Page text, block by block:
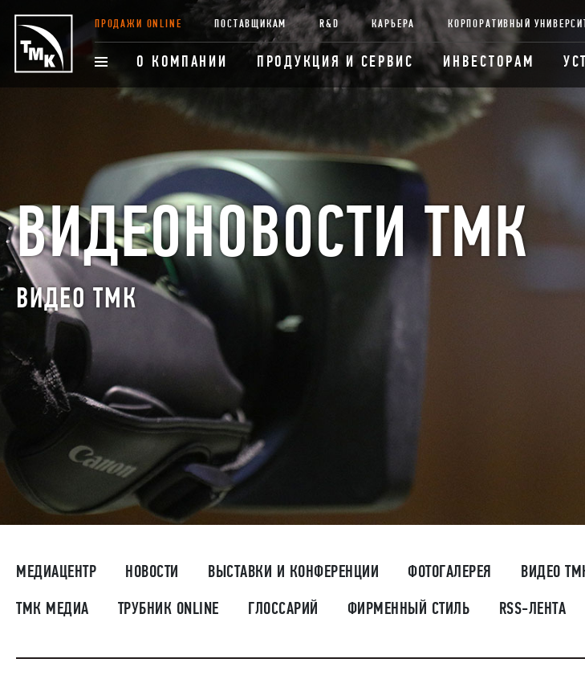
ПРОДАЖИ ONLINE ПОСТАВЩИКАМ R&D КАРЬЕРА КОРПОРАТИВНЫЙ
О КОМПАНИИ ПРОДУКЦИЯ И СЕРВИС ИНВЕСТОРАМ
ВИДЕОНОВОСТИ ТМК
ВИДЕО ТМК
МЕДИАЦЕНТР НОВОСТИ ВЫСТАВКИ И КОНФЕРЕНЦИИ ФОТОГАЛЕРЕЯ ВИДЕО
ТМК МЕДИА ТРУБНИК ONLINE ГЛОССАРИЙ ФИРМЕННЫЙ СТИЛЬ RSS-ЛЕНТА